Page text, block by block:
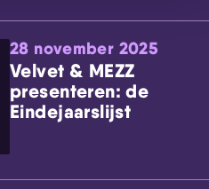
28 november 2025
Velvet & MEZZ
presenteren: de
Eindejaarslijst